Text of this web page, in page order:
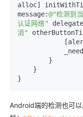
alloc]
message:@"检测到
认证网络"
消"
}
Android端的检测也可